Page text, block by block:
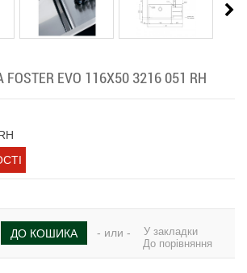
EVO 116X50 3216 051 RH
ДО КОШИКА - или -
У закладки
До порівняння